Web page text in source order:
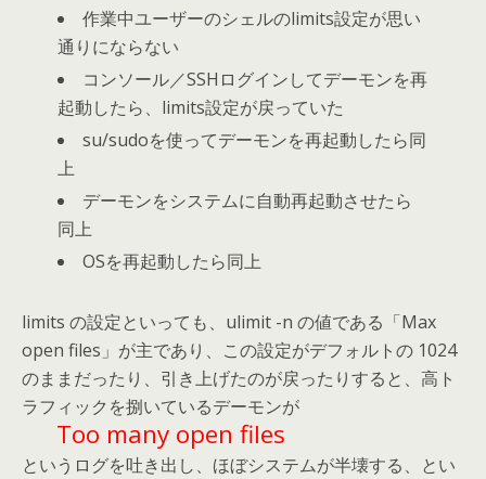
作業中ユーザーのシェルのlimits設定が思い
通りにならない
コンソール／SSHログインしてデーモンを再
起動したら、limits設定が戻っていた
su/sudoを使ってデーモンを再起動したら同
上
デーモンをシステムに自動再起動させたら
同上
OSを再起動したら同上
limits の設定といっても、ulimit -n の値である「Max
open files」が主であり、この設定がデフォルトの 1024
のままだったり、引き上げたのが戻ったりすると、高ト
ラフィックを捌いているデーモンが
Too many open files
というログを吐き出し、ほぼシステムが半壊する、とい